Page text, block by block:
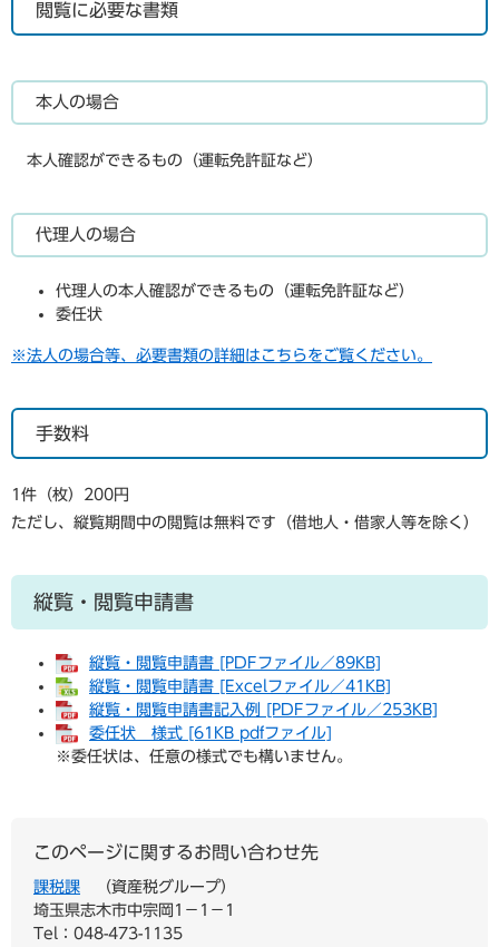
閲覧に必要な書類
本人の場合
本人確認ができるもの（運転免許証など）
代理人の場合
代理人の本人確認ができるもの（運転免許証など）
委任状
※法人の場合等、必要書類の詳細はこちらをご覧ください。
手数料
1件（枚）200円
ただし、縦覧期間中の閲覧は無料です（借地人・借家人等を除く）
縦覧・閲覧申請書
縦覧・閲覧申請書 [PDFファイル／89KB]
縦覧・閲覧申請書 [Excelファイル／41KB]
縦覧・閲覧申請書記入例 [PDFファイル／253KB]
委任状 様式 [61KB pdfファイル]
※委任状は、任意の様式でも構いません。
このページに関するお問い合わせ先
課税課
資産税グループ
埼玉県志木市中宗岡1−1−1
Tel：048-473-1135